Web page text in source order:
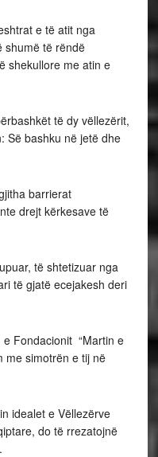
e të atit nga
shumë të rëndë
shekullore me atin e
të dy vëllezërit,
Së bashku në jetë dhe
barrierat
drejt kërkesave të
të shtetizuar nga
të gjatë ecejakesh deri
Fondacionit “Martin e
me simotrën e tij në
idealet e Vëllezërve
do të rrezatojnë